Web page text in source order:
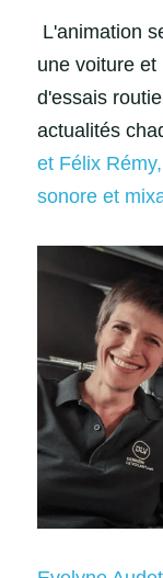
L'animation
une voiture
d'essais
actualités
et Félix
sonore et